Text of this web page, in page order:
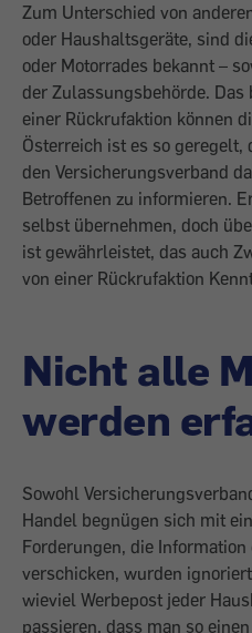
Zum Unterschied von
oder Haushaltsgeräte, sind
oder Motorrades bekannt –
der Zulassungsbehörde. Das
einer Rückrufaktion können
Österreich ist es so
den Versicherungsverband
Betroffenen zu informieren.
selbst übernehmen, doch
ist gewährleistet, das auch
von einer Rückrufaktion
Nicht alle
werden
Sowohl
Handel begnügen sich mit
Forderungen, die
verschicken, wurden
wieviel Werbepost jeder
passieren, dass man so